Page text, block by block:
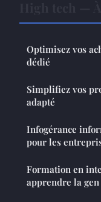
Optimisez vos
dédié
Simplifiez vos
adapté
Infogérance
pour les
Formation en
apprendre la